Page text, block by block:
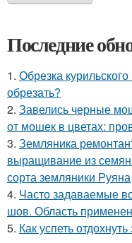
Последние
1. Обрезка
обрезать?
2. Завелись черные
от мошек в цветах:
3. Земляника
выращивание из
сорта земляники Руяна
4. Часто задаваемые
шов. Область
5. Как успеть